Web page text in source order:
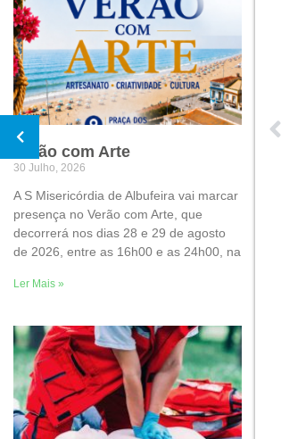
Verão com Arte
30 Julho, 2026
A S Misericórdia de Albufeira vai marcar
presença no Verão com Arte, que
decorrerá nos dias 28 e 29 de agosto
de 2026, entre as 16h00 e as 24h00, na
Ler Mais »